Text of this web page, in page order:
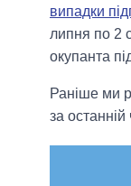
випадки
липня по 2
окупанта
Раніше ми
за останній